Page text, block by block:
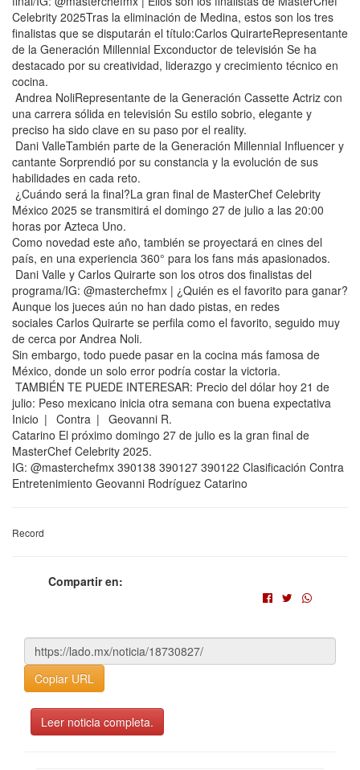
Celebrity 2025Tras la eliminación de Medina, estos son los tres
finalistas que se disputarán el título:Carlos QuirarteRepresentante
de la Generación Millennial Exconductor de televisión Se ha
destacado por su creatividad, liderazgo y crecimiento técnico en
cocina.
Andrea NoliRepresentante de la Generación Cassette Actriz con
una carrera sólida en televisión Su estilo sobrio, elegante y
preciso ha sido clave en su paso por el reality.
Dani ValleTambién parte de la Generación Millennial Influencer y
cantante Sorprendió por su constancia y la evolución de sus
habilidades en cada reto.
¿Cuándo será la final?La gran final de MasterChef Celebrity
México 2025 se transmitirá el domingo 27 de julio a las 20:00
horas por Azteca Uno.
Como novedad este año, también se proyectará en cines del
país, en una experiencia 360° para los fans más apasionados.
Dani Valle y Carlos Quirarte son los otros dos finalistas del
programa/IG: @masterchefmx | ¿Quién es el favorito para ganar?
Aunque los jueces aún no han dado pistas, en redes
sociales Carlos Quirarte se perfila como el favorito, seguido muy
de cerca por Andrea Noli.
Sin embargo, todo puede pasar en la cocina más famosa de
México, donde un solo error podría costar la victoria.
TAMBIÉN TE PUEDE INTERESAR: Precio del dólar hoy 21 de
julio: Peso mexicano inicia otra semana con buena expectativa
Inicio | Contra | Geovanni R.
Catarino El próximo domingo 27 de julio es la gran final de
MasterChef Celebrity 2025.
IG: @masterchefmx 390138 390127 390122 Clasificación Contra
Entretenimiento Geovanni Rodríguez Catarino
Record
Compartir en:
Copiar URL
Leer noticia completa.